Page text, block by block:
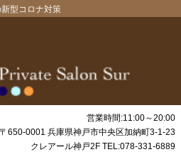
型コロナ対策
営業時間:11:00～20:00
〒650-0001 兵庫県神戸市中央区加納町3-1-23
クレアール神戸2F TEL:078-331-6889